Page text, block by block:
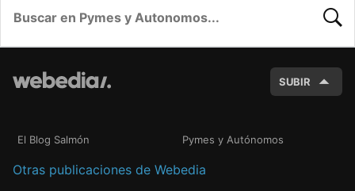
SUBIR
El Blog Salmón Pymes y Autónomos
Otras publicaciones de Webedia